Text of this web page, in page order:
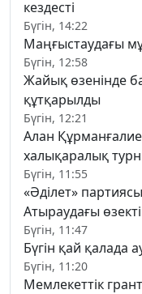
кездесті
Бүгін, 14:22
Маңғыстаудағы
Бүгін, 12:58
Жайық өзенінде
құтқарылды
Бүгін, 12:21
Алан
халықаралық
Бүгін, 11:55
«Әділет»
Атыраудағы
Бүгін, 11:47
Бүгін қай қалада
Бүгін, 11:20
Мемлекеттік